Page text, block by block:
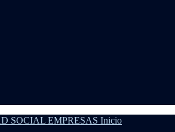
Inicio